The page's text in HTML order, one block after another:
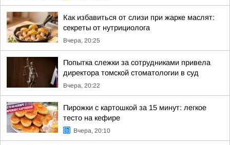
Как избавиться от слизи при жарке маслят:
секреты от нутрициолога
Вчера, 20:25
Попытка слежки за сотрудниками привела
директора томской стоматологии в суд
Вчера, 20:22
Пирожки с картошкой за 15 минут: легкое
тесто на кефире
Вчера, 20:10